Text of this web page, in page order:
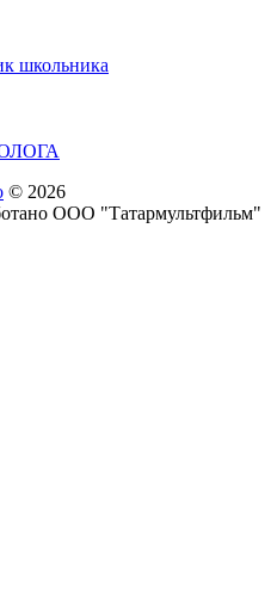
школьника
© 2026
ООО "Татармультфильм"